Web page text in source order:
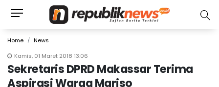
Home
News
Kamis, 01 Maret 2018 13:06
Sekretaris DPRD Makassar Terima
Aspirasi Warga Mariso